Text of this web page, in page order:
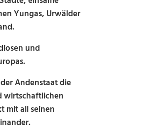
Yungas, Urwälder
und
Andenstaat die
wirtschaftlichen
mit all seinen